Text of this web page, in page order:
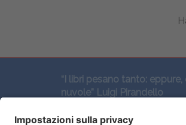
“I libri pesano tanto:
nuvole” Luigi Pirandello